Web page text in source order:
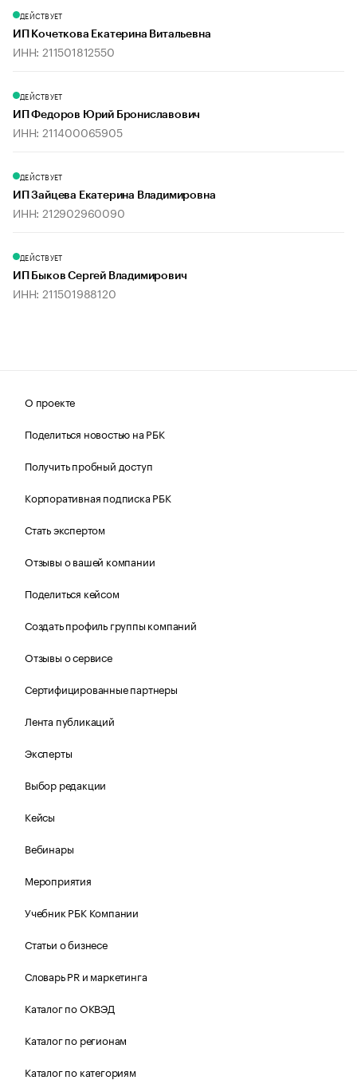
ДЕЙСТВУЕТ
ИП Кочеткова Екатерина Витальевна
ИНН: 211501812550
ДЕЙСТВУЕТ
ИП Федоров Юрий Брониславович
ИНН: 211400065905
ДЕЙСТВУЕТ
ИП Зайцева Екатерина Владимировна
ИНН: 212902960090
ДЕЙСТВУЕТ
ИП Быков Сергей Владимирович
ИНН: 211501988120
О проекте
Поделиться новостью на РБК
Получить пробный доступ
Корпоративная подписка РБК
Стать экспертом
Отзывы о вашей компании
Поделиться кейсом
Создать профиль группы компаний
Отзывы о сервисе
Сертифицированные партнеры
Лента публикаций
Эксперты
Выбор редакции
Кейсы
Вебинары
Мероприятия
Учебник РБК Компании
Статьи о бизнесе
Словарь PR и маркетинга
Каталог по ОКВЭД
Каталог по регионам
Каталог по категориям